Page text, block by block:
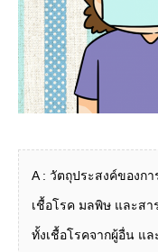
A : วัตถุประสงค์ของก
เชื้อโรค มลพิษ และสา
ทั้งเชื้อโรคจากผู้อื่น แล